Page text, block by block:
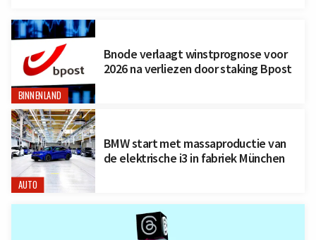
BINNENLAND
Bnode verlaagt winstprognose voor
2026 na verliezen door staking Bpost
AUTO
BMW start met massaproductie van
de elektrische i3 in fabriek München